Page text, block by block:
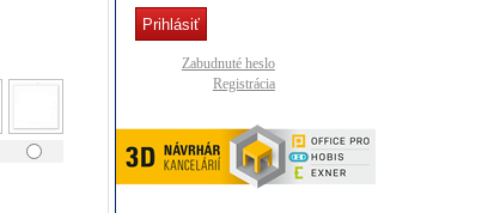
Zabudnuté heslo
Registrácia